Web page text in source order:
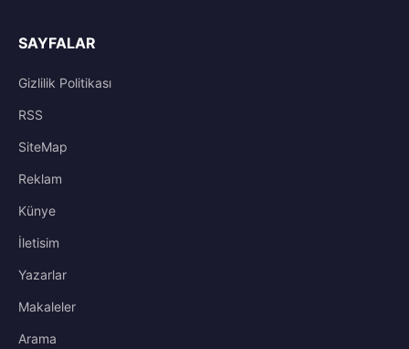
SAYFALAR
Gizlilik Politikası
RSS
SiteMap
Reklam
Künye
İletisim
Yazarlar
Makaleler
Arama